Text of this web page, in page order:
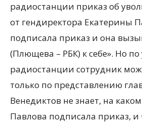
радиостанции приказ об
от гендиректора Екатерины
подписала приказ и она
(Плющева – РБК) к себе». Но по
радиостанции сотрудник
только по представлению
Венедиктов не знает, на
Павлова подписала приказ, и